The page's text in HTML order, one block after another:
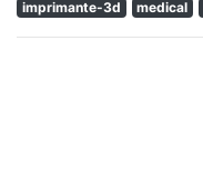
imprimante-3d medical